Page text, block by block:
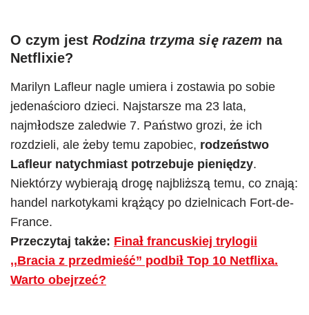
O czym jest Rodzina trzyma się razem na
Netflixie?
Marilyn Lafleur nagle umiera i zostawia po sobie
jedenaścioro dzieci. Najstarsze ma 23 lata,
najmłodsze zaledwie 7. Państwo grozi, że ich
rozdzieli, ale żeby temu zapobiec, rodzeństwo
Lafleur natychmiast potrzebuje pieniędzy.
Niektórzy wybierają drogę najbliższą temu, co znają:
handel narkotykami krążący po dzielnicach Fort-de-
France.
Przeczytaj także: Finał francuskiej trylogii
,,Bracia z przedmieść” podbił Top 10 Netflixa.
Warto obejrzeć?